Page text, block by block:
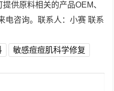
供原料相关的产品OEM、
电咨询。联系人：小赛 联系
敏感痘痘肌科学修复